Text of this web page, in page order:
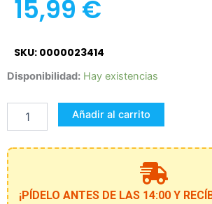
15,99 €
SKU: 0000023414
Disponibilidad: Hay existencias
Conecta
Juego
Mesa
2
Jugadores
cantidad
Añadir al carrito
¡PÍDELO ANTES DE LAS 14:00 Y